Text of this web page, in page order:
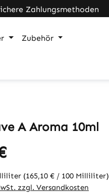
Zahlungsmethoden
Zubehör
A Aroma 10ml
(165,10 € / 100 Milliliter)
zzgl. Versandkosten